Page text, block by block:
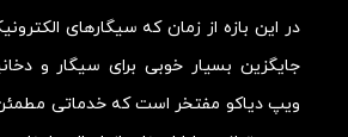
در این بازه از زمان که سیگارهای
جایگزین بسیار خوبی برای سیگار و
ویپ دیاکو مفتخر است که خدماتی